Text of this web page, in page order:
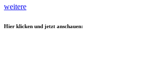
weitere
Hier klicken und jetzt anschauen: